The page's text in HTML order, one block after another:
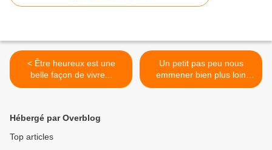
< Être heureux est une
belle façon de vivre...
Un petit pas peu nous
emmener bien plus loin
qu’on ne le pense... >
Hébergé par Overblog
Top articles